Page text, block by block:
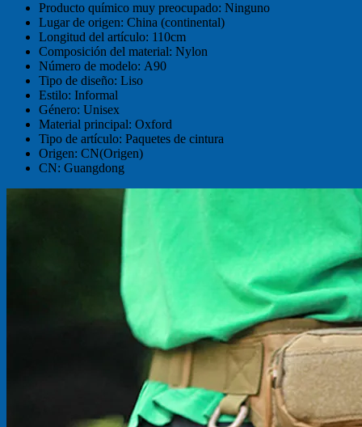
Producto químico muy preocupado: Ninguno
Lugar de origen: China (continental)
Longitud del artículo: 110cm
Composición del material: Nylon
Número de modelo: A90
Tipo de diseño: Liso
Estilo: Informal
Género: Unisex
Material principal: Oxford
Tipo de artículo: Paquetes de cintura
Origen: CN(Origen)
CN: Guangdong